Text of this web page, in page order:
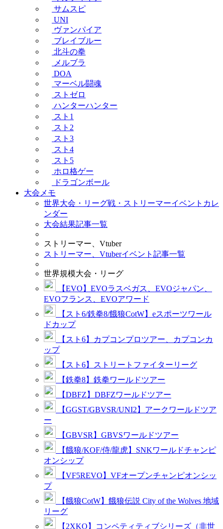
サムスピ
UNI
ヴァンパイア
ブレイブルー
北斗の拳
メルブラ
DOA
マーベル闘魂
ストゼロ
ハンターハンター
スト1
スト2
スト3
スト4
スト5
ホロ格ゲー
ドラゴンボール
大会メモ
世界大会・リーグ戦・ストリーマーイベントカレ
ンダー
大会結果記事一覧
ストリーマー、Vtuber
ストリーマー、Vtuberイベント記事一覧
世界規模大会・リーグ
【EVO】EVOラスベガス、EVOジャパン、
EVOフランス、EVOアワード
【スト6/鉄拳8/餓狼CotW】eスポーツワール
ドカップ
【スト6】カプコンプロツアー、カプコンカ
ップ
【スト6】ストリートファイターリーグ
【鉄拳8】鉄拳ワールドツアー
【DBFZ】DBFZワールドツアー
【GGST/GBVSR/UNI2】アークワールドツア
ー
【GBVSR】GBVSワールドツアー
【餓狼/KOF/侍/龍虎】SNKワールドチャンピ
オンシップ
【VF5REVO】VFオープンチャンピオンシッ
プ
【餓狼CotW】餓狼伝説 City of the Wolves 地域
リーグ
【2XKO】コンペティティブシリーズ（非世